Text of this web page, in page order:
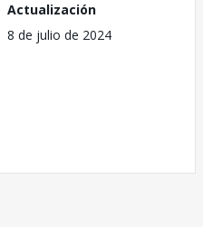
Actualización
8 de julio de 2024